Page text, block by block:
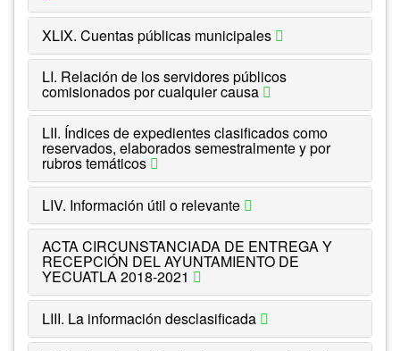
XLIX. Cuentas públicas municipales
LI. Relación de los servidores públicos
comisionados por cualquier causa
LII. Índices de expedientes clasificados como
reservados, elaborados semestralmente y por
rubros temáticos
LIV. Información útil o relevante
ACTA CIRCUNSTANCIADA DE ENTREGA Y
RECEPCIÓN DEL AYUNTAMIENTO DE
YECUATLA 2018-2021
LIII. La información desclasificada